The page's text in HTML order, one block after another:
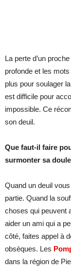
La perte d’un
profonde et les
plus pour soulager
est difficile pour
impossible. Ce
son deuil.
Que faut-il faire
surmonter sa
Quand un deuil
partie. Quand la
choses qui peuvent
aider un ami qui a
côté, faites appel à
obsèques. Les
dans la région de